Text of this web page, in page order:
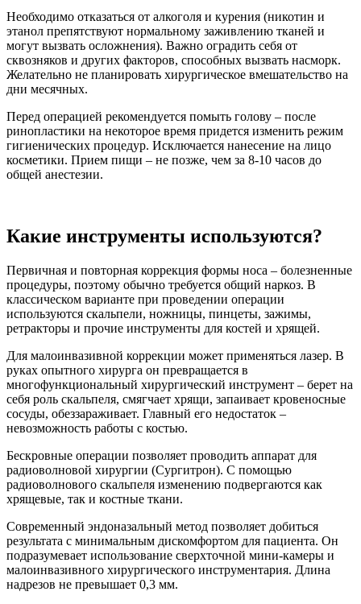
Необходимо отказаться от алкоголя и курения (никотин и
этанол препятствуют нормальному заживлению тканей и
могут вызвать осложнения). Важно оградить себя от
сквозняков и других факторов, способных вызвать насморк.
Желательно не планировать хирургическое вмешательство на
дни месячных.
Перед операцией рекомендуется помыть голову – после
ринопластики на некоторое время придется изменить режим
гигиенических процедур. Исключается нанесение на лицо
косметики. Прием пищи – не позже, чем за 8-10 часов до
общей анестезии.
Какие инструменты используются?
Первичная и повторная коррекция формы носа – болезненные
процедуры, поэтому обычно требуется общий наркоз. В
классическом варианте при проведении операции
используются скальпели, ножницы, пинцеты, зажимы,
ретракторы и прочие инструменты для костей и хрящей.
Для малоинвазивной коррекции может применяться лазер. В
руках опытного хирурга он превращается в
многофункциональный хирургический инструмент – берет на
себя роль скальпеля, смягчает хрящи, запаивает кровеносные
сосуды, обеззараживает. Главный его недостаток –
невозможность работы с костью.
Бескровные операции позволяет проводить аппарат для
радиоволновой хирургии (Сургитрон). С помощью
радиоволнового скальпеля изменению подвергаются как
хрящевые, так и костные ткани.
Современный эндоназальный метод позволяет добиться
результата с минимальным дискомфортом для пациента. Он
подразумевает использование сверхточной мини-камеры и
малоинвазивного хирургического инструментария. Длина
надрезов не превышает 0,3 мм.